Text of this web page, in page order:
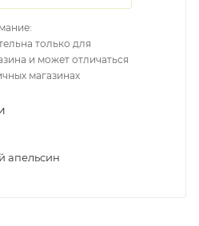
только для
и может отличаться
магазинах
апельсин